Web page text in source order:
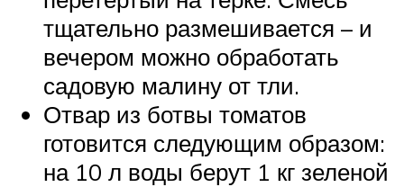
тщательно размешивается – и
вечером можно обработать
садовую малину от тли.
Отвар из ботвы томатов
готовится следующим образом:
на 10 л воды берут 1 кг зеленой